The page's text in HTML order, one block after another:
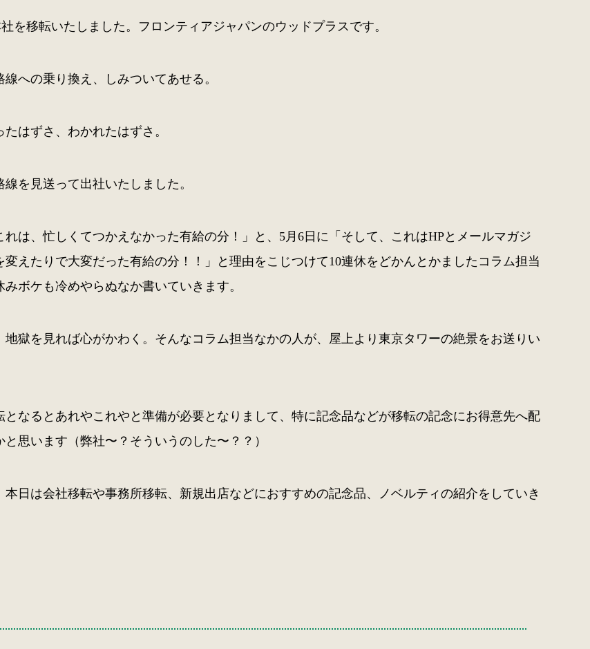
を移転いたしました。フロンティアジャパンのウッドプラスです。
への乗り換え、しみついてあせる。
はずさ、わかれたはずさ。
線を見送って出社いたしました。
れは、忙しくてつかえなかった有給の分！」と、5月6日に「そして、これはHPとメールマガジ
変えたりで大変だった有給の分！！」と理由をこじつけて10連休をどかんとかましたコラム担当
ボケも冷めやらぬなか書いていきます。
地獄を見れば心がかわく。そんなコラム担当なかの人が、屋上より東京タワーの絶景をお送りい
となるとあれやこれやと準備が必要となりまして、特に記念品などが移転の記念にお得意先へ配
思います（弊社〜？そういうのした〜？？）
本日は会社移転や事務所移転、新規出店などにおすすめの記念品、ノベルティの紹介をしていき